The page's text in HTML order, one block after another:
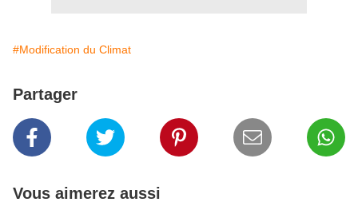
#Modification du Climat
Partager
Vous aimerez aussi